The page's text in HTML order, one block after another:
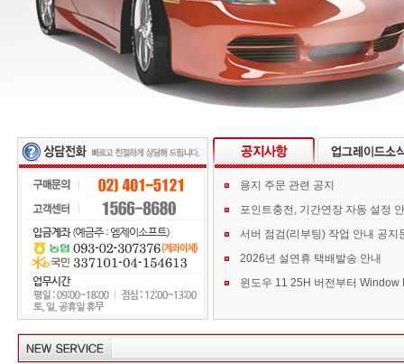
용지 주문 관련 공지
포인트충전, 기간연장 자동 설정
서버 점검(리부팅) 작업 안내 공지
2026년 설연휴 택배발송 안내